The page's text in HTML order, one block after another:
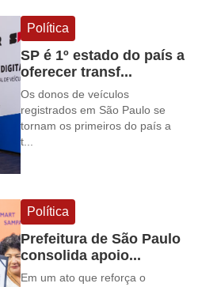
Política
SP é 1º estado do país a
oferecer transf...
Os donos de veículos
registrados em São Paulo se
tornam os primeiros do país a
t...
Política
Prefeitura de São Paulo
consolida apoio...
Em um ato que reforça o